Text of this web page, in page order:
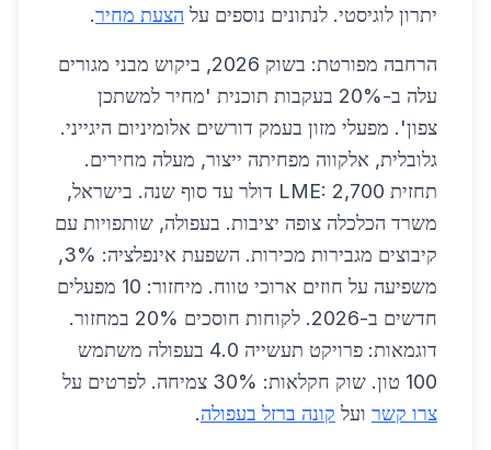
יתרון לוגיסטי. לנתונים נוספים על הצעת מחיר.
הרחבה מפורטת: בשוק 2026, ביקוש מבני מגורים
עלה ב-20% בעקבות תוכנית 'מחיר למשתכן
צפון'. מפעלי מזון בעמק דורשים אלומיניום היגייני.
גלובלית, אלקווה מפחיתה ייצור, מעלה מחירים.
תחזית LME: 2,700 דולר עד סוף שנה. בישראל,
משרד הכלכלה צופה יציבות. בעפולה, שותפויות עם
קיבוצים מגבירות מכירות. השפעת אינפלציה: 3%,
משפיעה על חוזים ארוכי טווח. מיחזור: 10 מפעלים
חדשים ב-2026. לקוחות חוסכים 20% במחזור.
דוגמאות: פרויקט תעשייה 4.0 בעפולה משתמש
100 טון. שוק חקלאות: 30% צמיחה. לפרטים על
צרו קשר ועל קונה ברזל בעפולה.